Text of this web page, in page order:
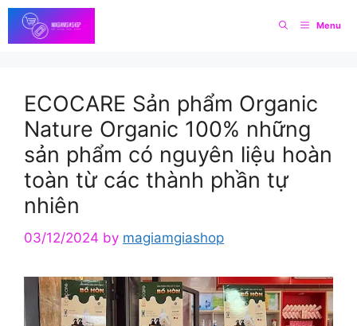
Skip
to
content
Menu
ECOCARE Sản phẩm Organic
Nature Organic 100% những
sản phẩm có nguyên liệu hoàn
toàn từ các thành phần tự
nhiên
03/12/2024 by magiamgiashop